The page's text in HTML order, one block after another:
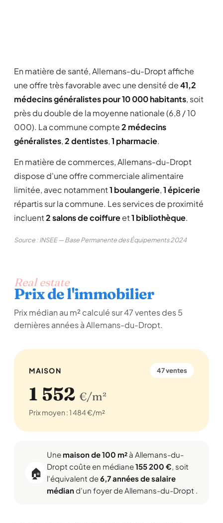
En matière de santé, Allemans-du-Dropt affiche
une offre très favorable avec une densité de41,2
médecins généralistes pour 10 000 habitants, soit
près du double de la moyenne nationale (6,8 / 10
000). La commune compte2 médecins
généralistes,2 dentistes,1 pharmacie.
En matière de commerces, Allemans-du-Dropt
dispose d'une offre commerciale alimentaire
limitée, avec notamment1 boulangerie,1 épicerie
répartis sur la commune. Les services de proximité
incluent2 salons de coiffureet1 bibliothèque.
Source : INSEE — Base Permanente des Équipements 2024
Real estate
Prix de l'immobilier
Prix médian au m² calculé sur 47 ventes des 5
dernières années à Allemans-du-Dropt.
MAISON 47 ventes
1 552 €/m²
Prix moyen : 1 484 €/m²
🏠
Une maison de 100 m² à Allemans-du-
Dropt coûte en médiane155 200 €, soit
l'équivalent de6,7 années de salaire
médiand'un foyer de Allemans-du-Dropt .